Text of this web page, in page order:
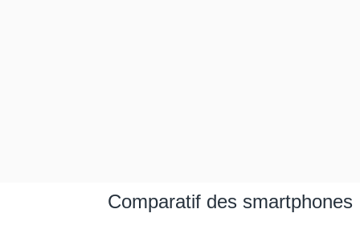
Comparatif des smartphones